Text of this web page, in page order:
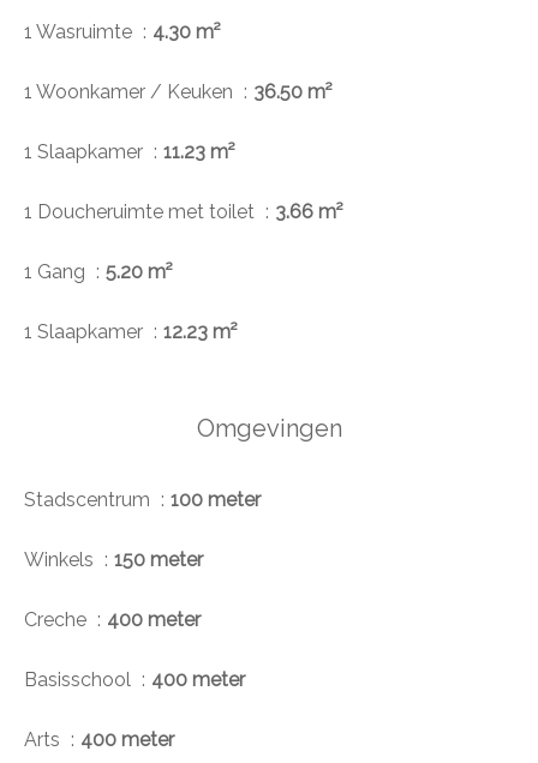
1 Wasruimte 4.30 m²
1 Woonkamer / Keuken 36.50 m²
1 Slaapkamer 11.23 m²
1 Doucheruimte met toilet 3.66 m²
1 Gang 5.20 m²
1 Slaapkamer 12.23 m²
Omgevingen
Stadscentrum 100 meter
Winkels 150 meter
Creche 400 meter
Basisschool 400 meter
Arts 400 meter